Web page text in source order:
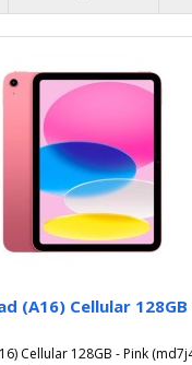
(A16) Cellular
Cellular 128GB - Pink